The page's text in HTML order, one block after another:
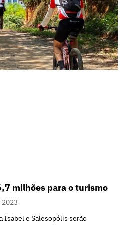
milhões para o turismo
2023
Isabel e Salesopólis serão